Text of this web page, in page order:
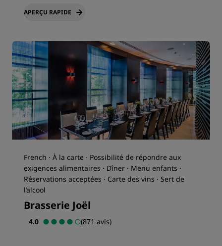
APERÇU RAPIDE
French · À la carte · Possibilité de répondre aux
exigences alimentaires · Dîner · Menu enfants ·
Réservations acceptées · Carte des vins · Sert de
l’alcool
Brasserie Joël
4.0 (871 avis)